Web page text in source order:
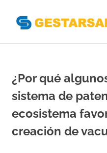
del
Aseguramiento
de
la
¿Por qué
sistema de
ecosistema
creación de